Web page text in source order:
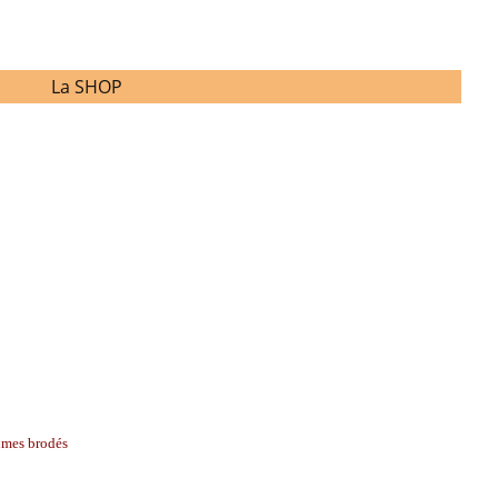
La SHOP
brodés